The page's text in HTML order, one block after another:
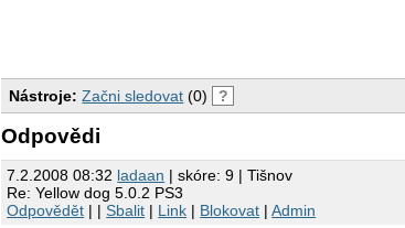
Nástroje: Začni sledovat (0) ?
Odpovědi
7.2.2008 08:32 ladaan | skóre: 9 | Tišnov
Re: Yellow dog 5.0.2 PS3
Odpovědět | |Sbalit | Link | Blokovat |Admin